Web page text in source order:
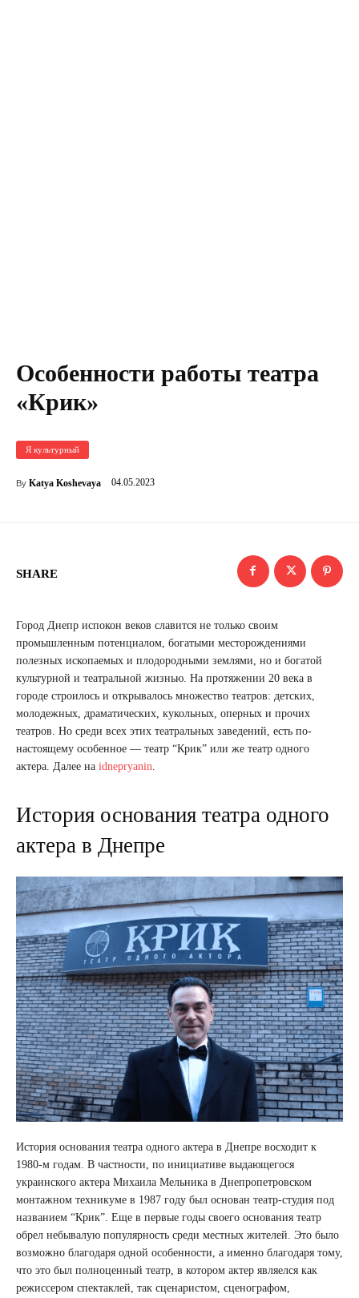
Особенности работы театра
«Крик»
Я культурный
By Katya Koshevaya 04.05.2023
SHARE
Город Днепр испокон веков славится не только своим
промышленным потенциалом, богатыми месторождениями
полезных ископаемых и плодородными землями, но и богатой
культурной и театральной жизнью. На протяжении 20 века в
городе строилось и открывалось множество театров: детских,
молодежных, драматических, кукольных, оперных и прочих
театров. Но среди всех этих театральных заведений, есть по-
настоящему особенное — театр “Крик” или же театр одного
актера. Далее на idnepryanin
История основания театра одного
актера в Днепре
История основания театра одного актера в Днепре восходит к
1980-м годам. В частности, по инициативе выдающегося
украинского актера Михаила Мельника в Днепропетровском
монтажном техникуме в 1987 году был основан театр-студия под
названием “Крик”. Еще в первые годы своего основания театр
обрел небывалую популярность среди местных жителей. Это было
возможно благодаря одной особенности, а именно благодаря тому,
что это был полноценный театр, в котором актер являелся как
режиссером спектаклей, так сценаристом, сценографом,